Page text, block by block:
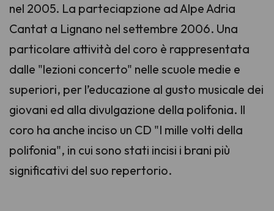
nel 2005. La parteciapzione ad Alpe Adria
Cantat a Lignano nel settembre 2006. Una
particolare attività del coro è rappresentata
dalle "lezioni concerto" nelle scuole medie e
superiori, per l’educazione al gusto musicale dei
giovani ed alla divulgazione della polifonia. Il
coro ha anche inciso un CD "I mille volti della
polifonia", in cui sono stati incisi i brani più
significativi del suo repertorio.